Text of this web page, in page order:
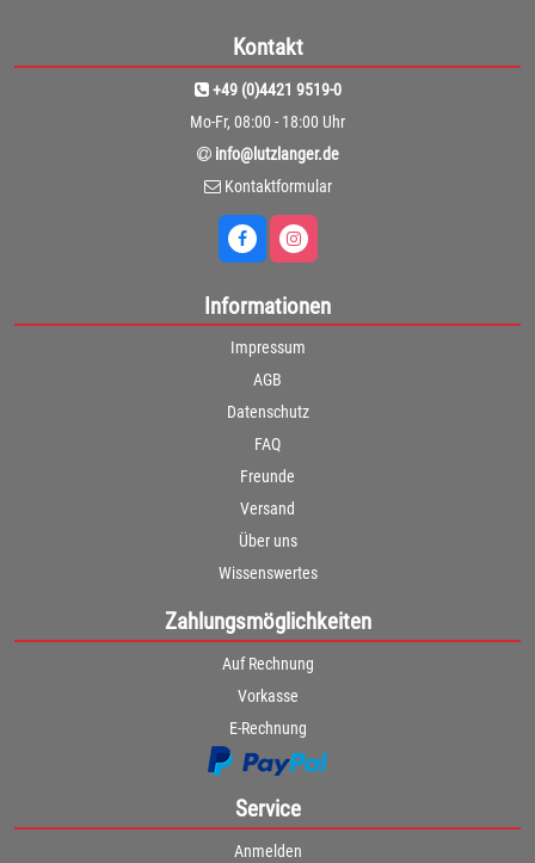
Kontakt
+49 (0)4421 9519-0
Mo-Fr, 08:00 - 18:00 Uhr
info@lutzlanger.de
Kontaktformular
Informationen
Impressum
AGB
Datenschutz
FAQ
Freunde
Versand
Über uns
Wissenswertes
Zahlungsmöglichkeiten
Auf Rechnung
Vorkasse
E-Rechnung
Service
Anmelden